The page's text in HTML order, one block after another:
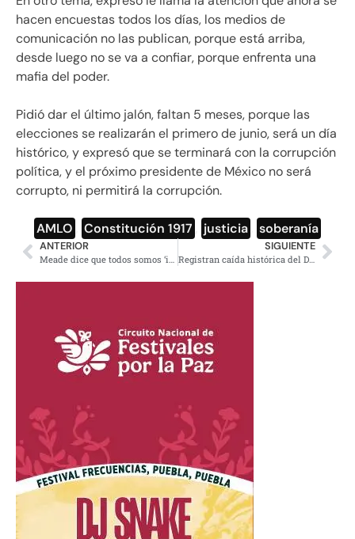
hacen encuestas todos los días, los medios de
comunicación no las publican, porque está arriba,
desde luego no se va a confiar, porque enfrenta una
mafia del poder.
Pidió dar el último jalón, faltan 5 meses, porque las
elecciones se realizarán el primero de junio, será un día
histórico, y expresó que se terminará con la corrupción
política, y el próximo presidente de México no será
corrupto, ni permitirá la corrupción.
AMLO Constitución 1917 justicia soberanía
ANTERIOR SIGUIENTE
Registran caída histórica del Dow Jones, lo sufren bolsas latinoamericanas